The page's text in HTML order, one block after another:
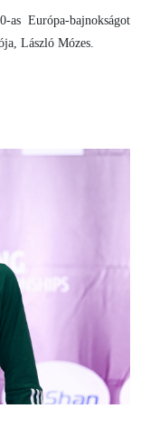
Európa-bajnokságot
László Mózes.